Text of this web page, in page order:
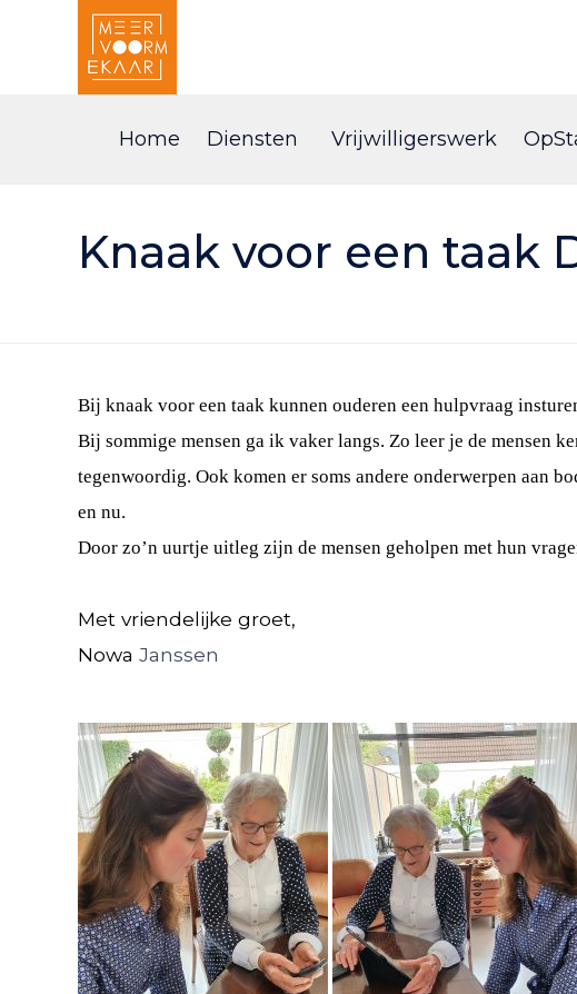
Home Diensten Vrijwilligerswerk
Knaak voor een taak
Bij knaak voor een taak kunnen ouderen een hulpvraag
Bij sommige mensen ga ik vaker langs. Zo leer je de mensen
tegenwoordig. Ook komen er soms andere onderwerpen aan
en nu.
Door zo’n uurtje uitleg zijn de mensen geholpen met hun
Met vriendelijke groet,
Nowa Janssen